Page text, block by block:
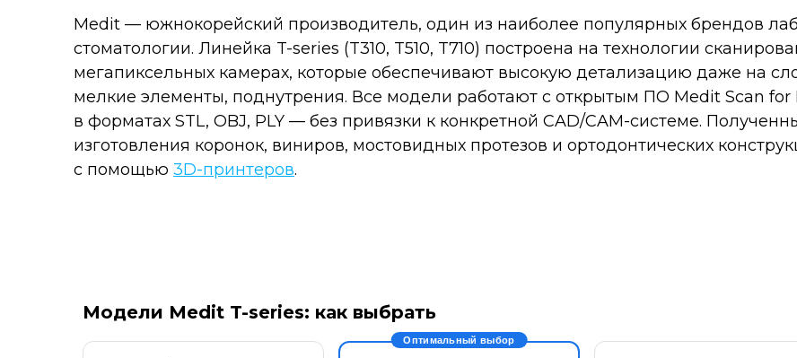
Medit — южнокорейский производитель, один из наиболее популярных брендов
стоматологии. Линейка T-series (T310, T510, T710) построена на технологии
мегапиксельных камерах, которые обеспечивают высокую детализацию даже на
мелкие элементы, поднутрения. Все модели работают с открытым ПО Medit Scan
в форматах STL, OBJ, PLY — без привязки к конкретной CAD/CAM-системе.
изготовления коронок, виниров, мостовидных протезов и ортодонтических
с помощью 3D-принтеров.
Модели Medit T-series: как выбрать
Оптимальный выбор